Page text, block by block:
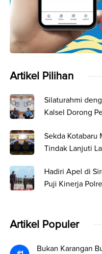
Artikel Pilihan
Silaturahmi
Kalsel Dorong
Sekda Kotabaru
Tindak Lanjuti
Hadiri Apel di
Puji Kinerja
Artikel Populer
Bukan Karangan